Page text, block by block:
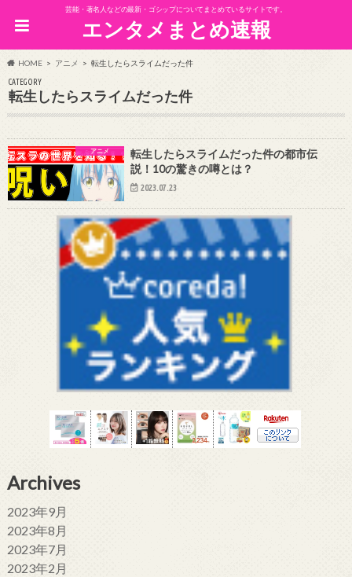
芸能・著名人などの最新・ゴシップについてまとめているサイトです。
エンタメまとめ速報
HOME アニメ 転生したらスライムだった件
CATEGORY
転生したらスライムだった件
アニメ
転生したらスライムだった件の都市伝
説！10の驚きの噂とは？
2023.07.23
Archives
2023年9月
2023年8月
2023年7月
2023年2月